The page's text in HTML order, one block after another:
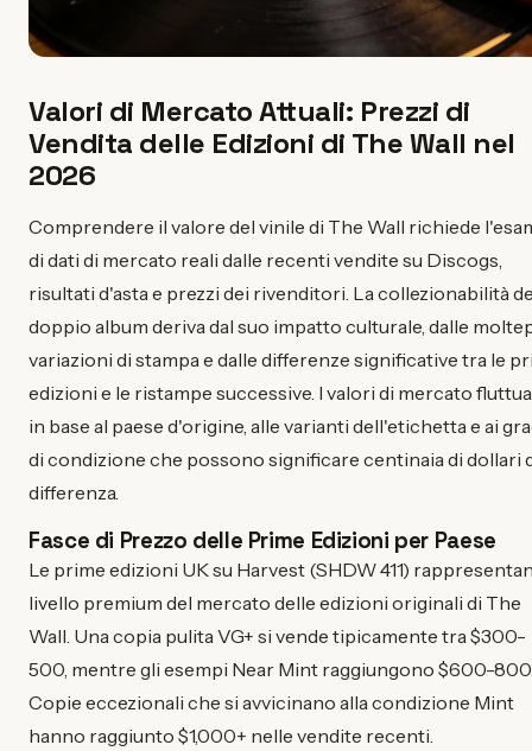
Valori di Mercato Attuali: Prezzi di
Vendita delle Edizioni di The Wall nel
2026
Comprendere il valore del vinile di The Wall richiede
di dati di mercato reali dalle recenti vendite su Discogs,
risultati d'asta e prezzi dei rivenditori. La collezionabilità
doppio album deriva dal suo impatto culturale, dalle
variazioni di stampa e dalle differenze significative tra le
edizioni e le ristampe successive. I valori di mercato
in base al paese d'origine, alle varianti dell'etichetta e ai
di condizione che possono significare centinaia di dollari
differenza.
Fasce di Prezzo delle Prime Edizioni per Paese
Le prime edizioni UK su Harvest (SHDW 411)
livello premium del mercato delle edizioni originali di The
Wall. Una copia pulita VG+ si vende tipicamente tra $300-
500, mentre gli esempi Near Mint raggiungono $600-
Copie eccezionali che si avvicinano alla condizione Mint
hanno raggiunto $1,000+ nelle vendite recenti.